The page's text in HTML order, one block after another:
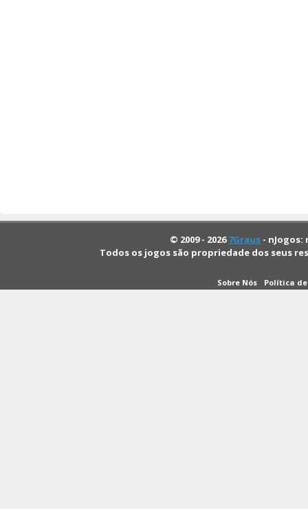
© 2009 - 20267Graus -
Todos os jogos são propriedade dos seus
Sobre Nós Política